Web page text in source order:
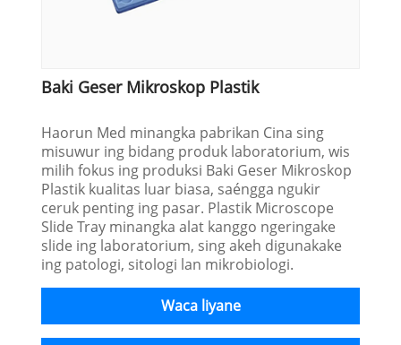
Baki Geser Mikroskop Plastik
Haorun Med minangka pabrikan Cina sing
misuwur ing bidang produk laboratorium, wis
milih fokus ing produksi Baki Geser Mikroskop
Plastik kualitas luar biasa, saéngga ngukir
ceruk penting ing pasar. Plastik Microscope
Slide Tray minangka alat kanggo ngeringake
slide ing laboratorium, sing akeh digunakake
ing patologi, sitologi lan mikrobiologi.
Waca liyane